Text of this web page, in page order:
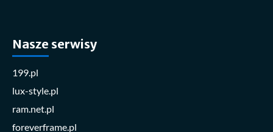
Nasze serwisy
199.pl
lux-style.pl
ram.net.pl
foreverframe.pl